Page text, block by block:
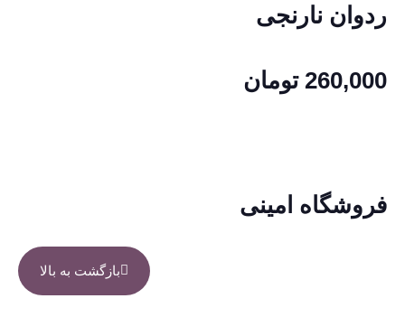
ردوان نارنجی
260,000 تومان
فروشگاه امینی
بازگشت به بالا